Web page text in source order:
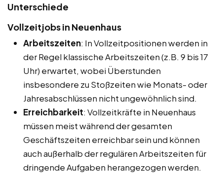
Unterschiede
Vollzeitjobs in Neuenhaus
Arbeitszeiten: In Vollzeitpositionen werden in
der Regel klassische Arbeitszeiten (z.B. 9 bis 17
Uhr) erwartet, wobei Überstunden
insbesondere zu Stoßzeiten wie Monats- oder
Jahresabschlüssen nicht ungewöhnlich sind.
Erreichbarkeit: Vollzeitkräfte in Neuenhaus
müssen meist während der gesamten
Geschäftszeiten erreichbar sein und können
auch außerhalb der regulären Arbeitszeiten für
dringende Aufgaben herangezogen werden.